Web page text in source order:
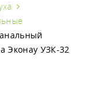
Эконау УЗК-32